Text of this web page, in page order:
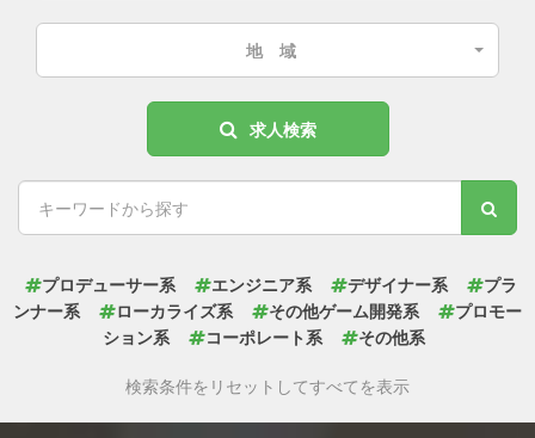
地 域
求人検索
プロデューサー系 エンジニア系 デザイナー系
プラ
ンナー系
ローカライズ系 その他ゲーム開発系
プロモー
ション系
コーポレート系 その他系
検索条件をリセットしてすべてを表示